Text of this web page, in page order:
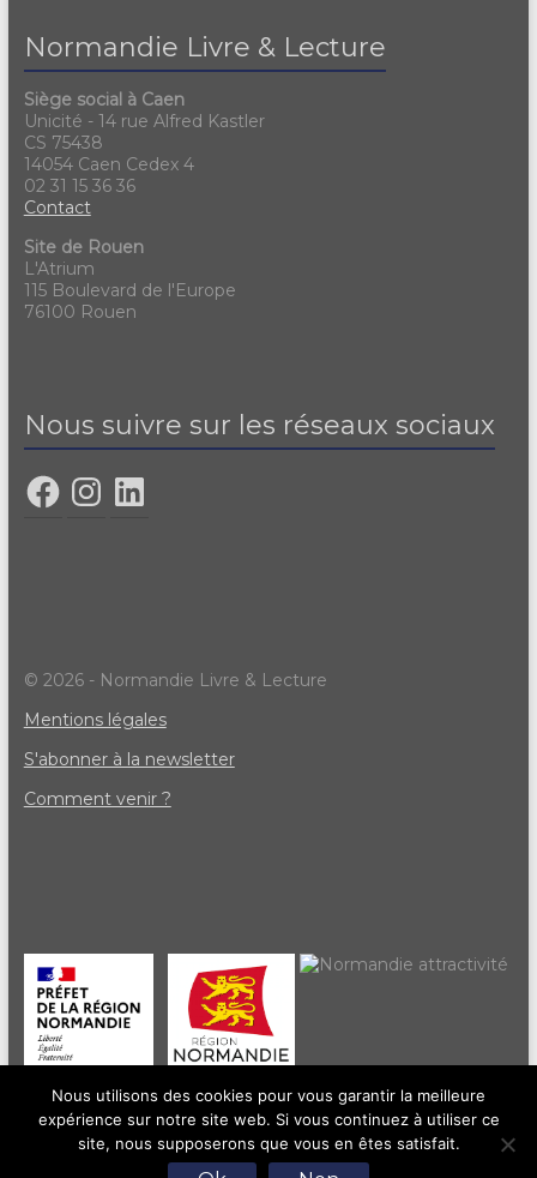
Normandie Livre & Lecture
Siège social à Caen
Unicité - 14 rue Alfred Kastler
CS 75438
14054 Caen Cedex 4
02 31 15 36 36
Contact
Site de Rouen
L'Atrium
115 Boulevard de l'Europe
76100 Rouen
Nous suivre sur les réseaux sociaux
© 2026 - Normandie Livre & Lecture
Mentions légales
S'abonner à la newsletter
Comment venir ?
Nous utilisons des cookies pour vous garantir la meilleure
expérience sur notre site web. Si vous continuez à utiliser ce
site, nous supposerons que vous en êtes satisfait.